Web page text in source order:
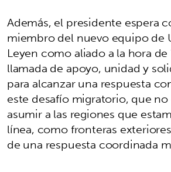
Además, el presidente espera
miembro del nuevo equipo de
Leyen como aliado a la hora de
llamada de apoyo, unidad y
para alcanzar una respuesta
este desafío migratorio, que
asumir a las regiones que
línea, como fronteras
de una respuesta coordinada